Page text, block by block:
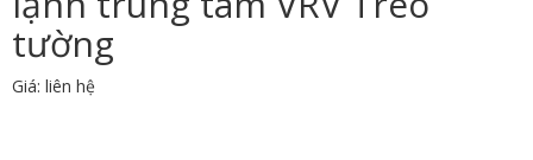
tường
Giá: liên hệ